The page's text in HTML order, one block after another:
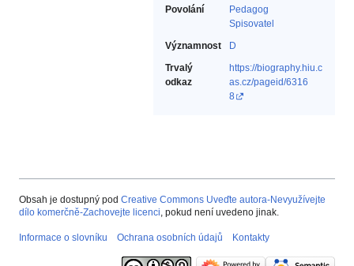
Povolání
Pedagog‎
Spisovatel‎
Významnost
D
Trvalý
odkaz
https://biography.hiu.c
as.cz/pageid/6316
8
Obsah je dostupný pod Creative Commons Uveďte autora-Nevyužívejte
dílo komerčně-Zachovejte licenci, pokud není uvedeno jinak.
Informace o slovníku Ochrana osobních údajů Kontakty